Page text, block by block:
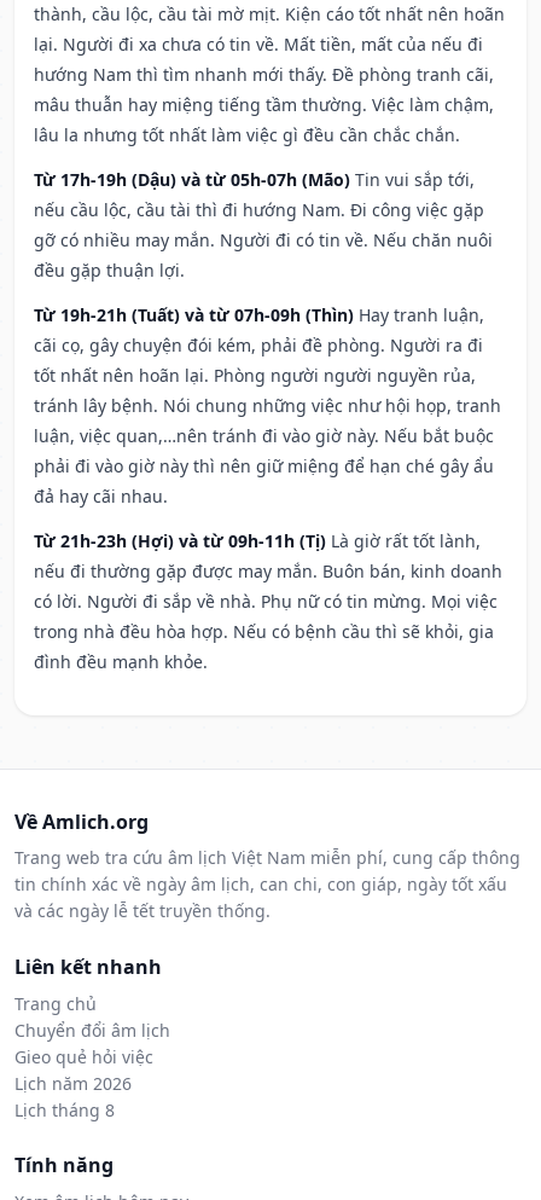
thành, cầu lộc, cầu tài mờ mịt. Kiện cáo tốt nhất nên hoãn
lại. Người đi xa chưa có tin về. Mất tiền, mất của nếu đi
hướng Nam thì tìm nhanh mới thấy. Đề phòng tranh cãi,
mâu thuẫn hay miệng tiếng tầm thường. Việc làm chậm,
lâu la nhưng tốt nhất làm việc gì đều cần chắc chắn.
Từ 17h-19h (Dậu) và từ 05h-07h (Mão) Tin vui sắp tới,
nếu cầu lộc, cầu tài thì đi hướng Nam. Đi công việc gặp
gỡ có nhiều may mắn. Người đi có tin về. Nếu chăn nuôi
đều gặp thuận lợi.
Từ 19h-21h (Tuất) và từ 07h-09h (Thìn) Hay tranh luận,
cãi cọ, gây chuyện đói kém, phải đề phòng. Người ra đi
tốt nhất nên hoãn lại. Phòng người người nguyền rủa,
tránh lây bệnh. Nói chung những việc như hội họp, tranh
luận, việc quan,…nên tránh đi vào giờ này. Nếu bắt buộc
phải đi vào giờ này thì nên giữ miệng để hạn ché gây ẩu
đả hay cãi nhau.
Từ 21h-23h (Hợi) và từ 09h-11h (Tị) Là giờ rất tốt lành,
nếu đi thường gặp được may mắn. Buôn bán, kinh doanh
có lời. Người đi sắp về nhà. Phụ nữ có tin mừng. Mọi việc
trong nhà đều hòa hợp. Nếu có bệnh cầu thì sẽ khỏi, gia
đình đều mạnh khỏe.
Về Amlich.org
Trang web tra cứu âm lịch Việt Nam miễn phí, cung cấp thông
tin chính xác về ngày âm lịch, can chi, con giáp, ngày tốt xấu
và các ngày lễ tết truyền thống.
Liên kết nhanh
Trang chủ
Chuyển đổi âm lịch
Gieo quẻ hỏi việc
Lịch năm 2026
Lịch tháng 8
Tính năng